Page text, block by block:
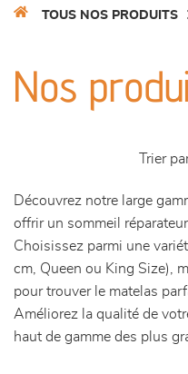
séjours
meubles de
chambres et dressing
literie
outdoor
TOUS NOS PRODUITS
Nos
Trier
Découvrez notre large
offrir un sommeil
Choisissez parmi une
cm, Queen ou King Size),
pour trouver le matelas
Améliorez la qualité de
haut de gamme des plus